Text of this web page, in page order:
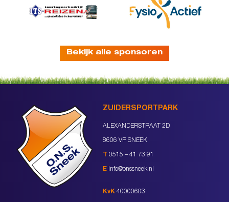
Bekijk alle sponsoren
ZUIDERSPORTPARK
ALEXANDERSTRAAT 2D
8606 VP SNEEK
T 0515 – 41 73 91
E info@onssneek.nl
KvK 40000603